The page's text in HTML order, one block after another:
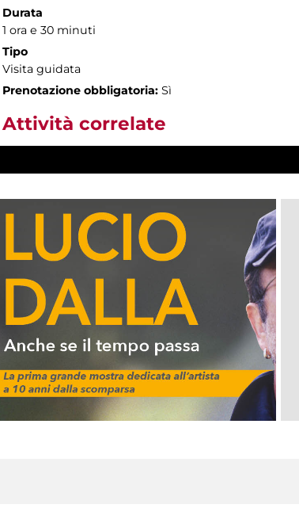
Durata
1 ora e 30 minuti
Tipo
Visita guidata
Prenotazione obbligatoria: Sì
Attività correlate